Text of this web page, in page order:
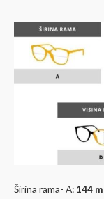
Širina rama- A: 144